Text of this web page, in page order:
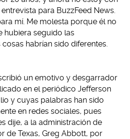
para BuzzFeed News.
mí. Me molesta porque él no
hubiera seguido las
habrían sido diferentes.
un emotivo y desgarrador
en el periódico Jefferson
y cuyas palabras han sido
en redes sociales, pues
dije, a la administración de
de Texas, Greg Abbott, por